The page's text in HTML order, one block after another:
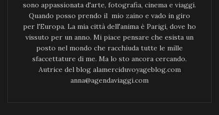
sono appassionata d'arte, fotografia, cinema e viaggi.
Quando posso prendo il mio zaino e vado in giro
per l'Europa. La mia città dell'anima è Parigi, dove ho
vissuto per un anno. Mi piace pensare che esista un
posto nel mondo che racchiuda tutte le mille
sfaccettature di me. Ma lo sto ancora cercando.
Autrice del blog alamerciduvoyageblog.com
anna@agendaviaggi.com